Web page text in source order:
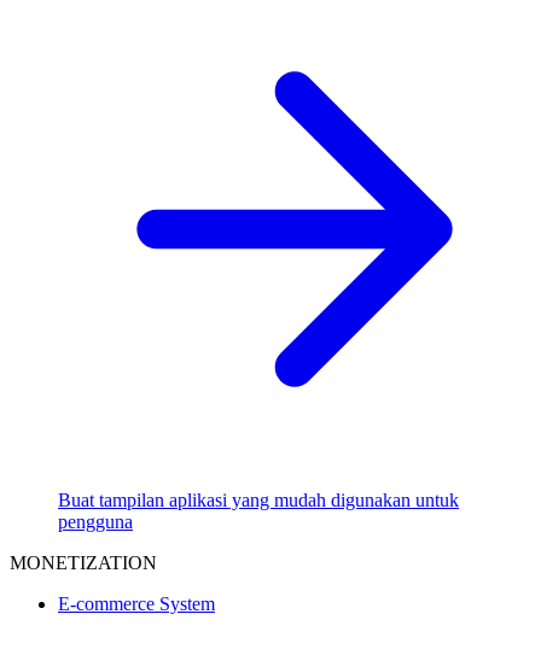
Buat tampilan aplikasi yang mudah digunakan untuk
pengguna
MONETIZATION
E-commerce System